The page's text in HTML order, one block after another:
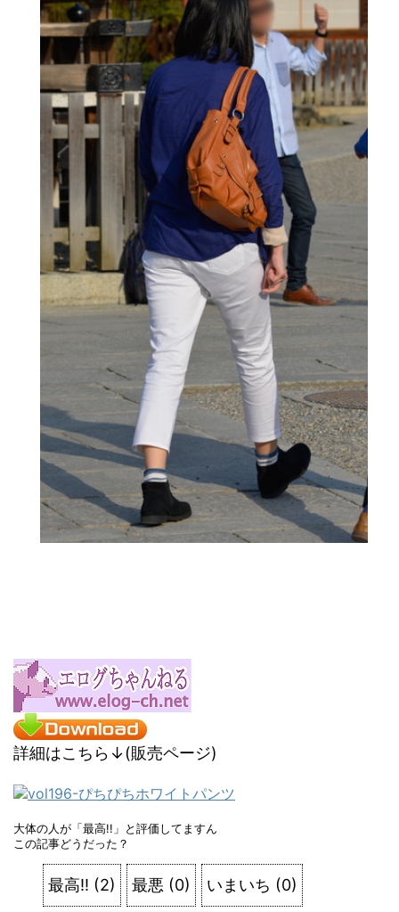
詳細はこちら↓(販売ページ)
大体の人が「最高!!」と評価してますん
この記事どうだった？
最高!! (2) 最悪 (0) いまいち (0)